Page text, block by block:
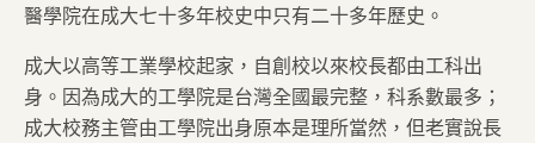
醫學院在成大七十多年校史中只有二十多年歷史。
成大以高等工業學校起家，自創校以來校長都由工科出
身。因為成大的工學院是台灣全國最完整，科系數最多；
成大校務主管由工學院出身原本是理所當然，但老實說長